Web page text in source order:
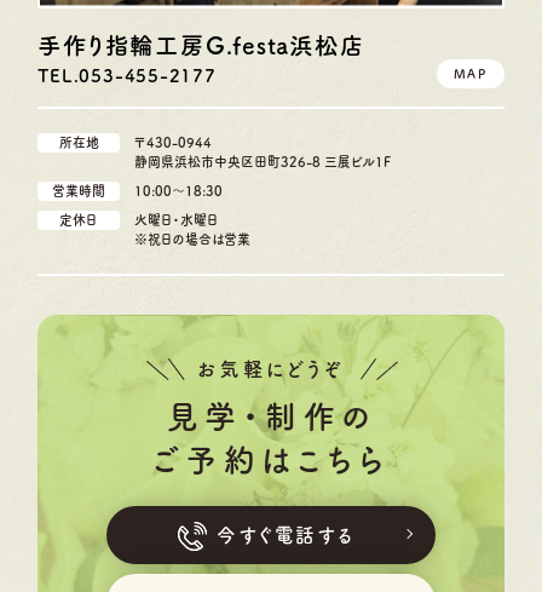
手作り指輪工房G.festa浜松店
TEL.053-455-2177 MAP
所在地
〒430-0944
静岡県浜松市中央区田町326-8 三展ビル1F
営業時間 10:00〜18:30
定休日
火曜日・水曜日
※祝日の場合は営業
お気軽にどうぞ
見学・制作の
ご予約はこちら
今すぐ電話する